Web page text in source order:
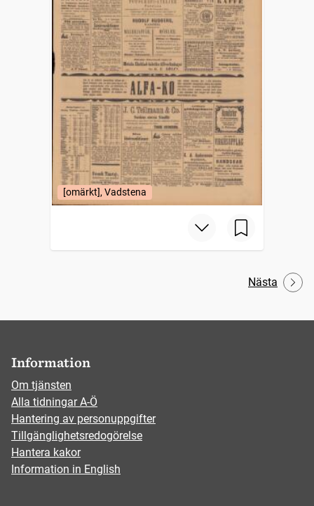
[omärkt], Vadstena
Nästa
Information
Om tjänsten
Alla tidningar A-Ö
Hantering av personuppgifter
Tillgänglighetsredogörelse
Hantera kakor
Information in English